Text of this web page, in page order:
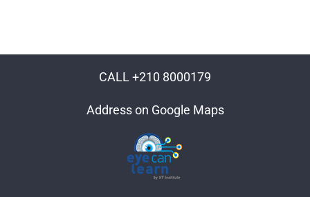
CALL +210 8000179
Address on Google Maps